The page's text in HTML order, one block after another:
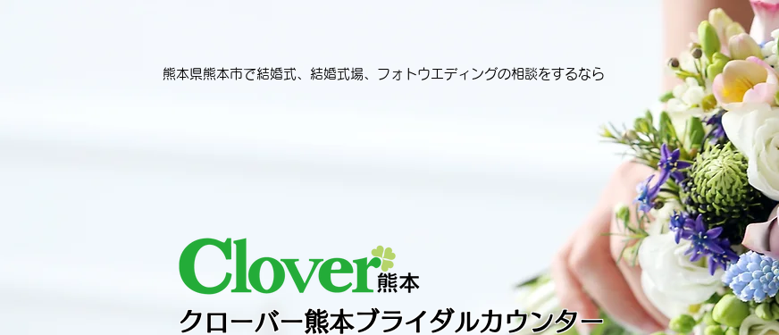
​熊本県熊本市で結婚式、結婚式場、フォトウエディングの相談をするなら
クローバー熊本ブライダルカウンター